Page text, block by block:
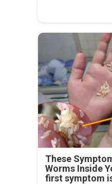
These
Worms Inside
first symptom